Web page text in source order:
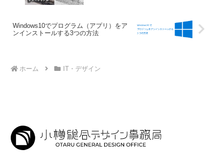
Windows10でプログラム（アプリ）をア
ンインストールする3つの方法
ホーム IT・デザイン